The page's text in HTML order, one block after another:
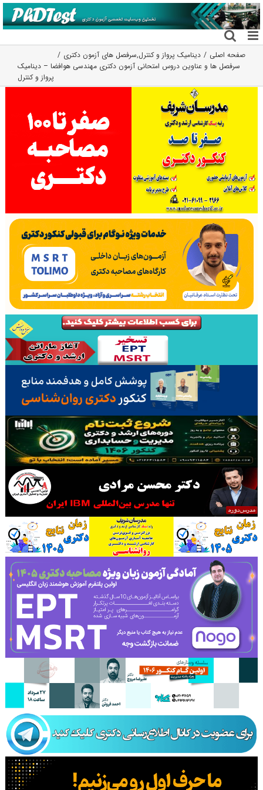
رفتن
به
محتوا
صفحه اصلی دینامیک پرواز و کنترل,سرفصل های آزمون دکتری
سرفصل ها و عناوین دروس امتحانی آزمون دکتری مهندسی هوافضا – دینامیک
پرواز و کنترل